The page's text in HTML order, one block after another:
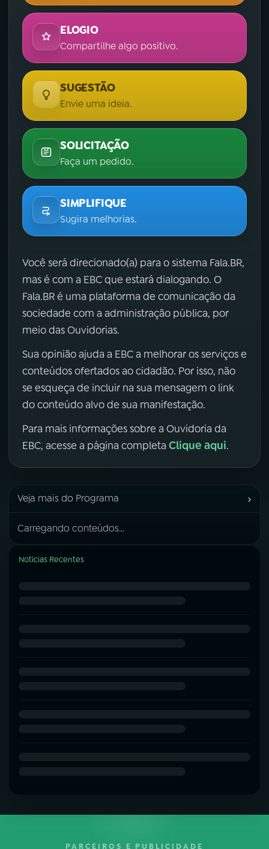
ELOGIO
Compartilhe algo positivo.
SUGESTÃO
Envie uma ideia.
SOLICITAÇÃO
Faça um pedido.
SIMPLIFIQUE
Sugira melhorias.
Você será direcionado(a) para o sistema Fala.BR,
mas é com a EBC que estará dialogando. O
Fala.BR é uma plataforma de comunicação da
sociedade com a administração pública, por
meio das Ouvidorias.
Sua opinião ajuda a EBC a melhorar os serviços e
conteúdos ofertados ao cidadão. Por isso, não
se esqueça de incluir na sua mensagem o link
do conteúdo alvo de sua manifestação.
Para mais informações sobre a Ouvidoria da
EBC, acesse a página completa Clique aqui.
Veja mais do Programa ›
Carregando conteúdos...
Notícias Recentes
PARCEIROS E PUBLICIDADE